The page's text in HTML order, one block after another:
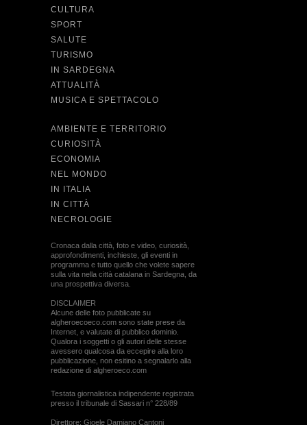
CULTURA
SPORT
SALUTE
TURISMO
IN SARDEGNA
ATTUALITÀ
MUSICA E SPETTACOLO
AMBIENTE E TERRITORIO
CURIOSITÀ
ECONOMIA
NEL MONDO
IN ITALIA
IN CITTÀ
NECROLOGIE
Cronaca dalla città, foto e video, curiosità,
approfondimenti, inchieste, gli eventi in
programma e tutto quello che volete sapere
sulla vita nella città catalana in Sardegna, da
una prospettiva diversa.
DISCLAIMER
Alcune delle foto pubblicate su
algheroecoeco.com sono state prese da
Internet, e valutate di pubblico dominio.
Qualora i soggetti o gli autori delle stesse
avessero qualcosa da eccepire alla loro
pubblicazione, non esitino a segnalarlo alla
redazione di algheroeco.com
Testata giornalistica indipendente registrata
presso il tribunale di Sassari n° 228/89
Direttore: Gioele Damiano Cantoni